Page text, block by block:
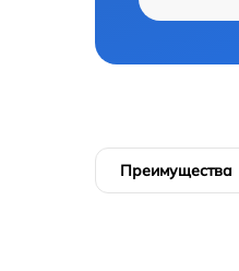
Преимущества